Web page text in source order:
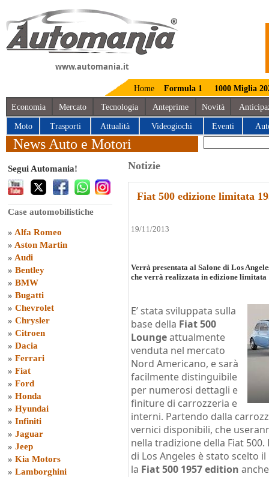
www.automania.it
Home Formula 1 1000 Miglia
Economia Mercato Tecnologia Anteprime Novità
Moto Trasporti Attualità Videogiochi Eventi
News Auto e Motori
Segui Automania!
Case automobilistiche
» Alfa Romeo
» Aston Martin
» Audi
» Bentley
» BMW
» Bugatti
» Chevrolet
» Chrysler
» Citroen
» Dacia
» Ferrari
» Fiat
» Ford
» Honda
» Hyundai
» Infiniti
» Jaguar
» Jeep
» Kia Motors
» Lamborghini
Notizie
Fiat 500 edizione limitata
19/11/2013
Verrà presentata al Salone di Los
che verrà realizzata in edizione limitata
E’ stata sviluppata sulla
base della Fiat 500
Loungeattualmente
venduta nel mercato
Nord Americano, e sarà
facilmente distinguibile
per numerosi dettagli e
finiture di carrozzeria e
interni. Partendo dalla
vernici disponibili, che
nella tradizione della Fiat
di Los Angeles è stato scelto
la Fiat 500 1957 edition